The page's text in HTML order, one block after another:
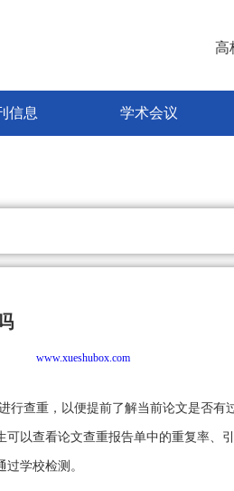
高
信息 学术会议
www.xueshubox.com
查重，以便提前了解当前论文是否有
以查看论文查重报告单中的重复率、
学校检测。